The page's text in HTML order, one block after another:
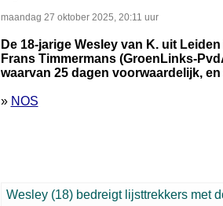
maandag 27 oktober 2025, 20:11 uur
De 18-jarige Wesley van K. uit
Frans Timmermans (GroenLinks-
waarvan 25 dagen voorwaardelijk,
» NOS
Wesley (18) bedreigt lijsttrekkers met